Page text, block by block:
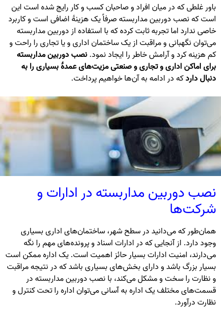
باور غلطی که در میان افراد و صاحبان کسب و کار رایج شده است این
است که نصب دوربین مداربسته صرفاً یک هزینهٔ اضافی است و کاربرد
خاصی ندارد اما تجربه ثابت کرده که با استفاده از دوربین مداربسته
می‌توان نگهبانی و مراقبت از یک ساختمان اداری و یا تجاری را راحت و
کم هزینه کرد و آرامش خاطر را ایجاد نمود.نصب دوربین مداربسته
برای اماکن اداری و تجاری و صنعتی مزیت‌های عمدهٔ بسیاری را به
دنبال داردکه در ادامه به آن‌ها خواهیم پرداخت.
نصب دوربین مداربسته در ادارات و
شرکت‌ها
همان‌طور که می‌دانید در سطح شهر، ساختمان‌های اداری بسیاری
وجود دارد. از آنجایی که در ادارات اسناد و پرونده‌های مهم را نگه
می‌دارند، امنیت ادارات بسیار حائز اهمیت است. یک اداره ممکن است
بسیار بزرگ باشد و دارای بخش‌های بسیاری باشد که در نتیجه مراقبت
و نظارت را سخت و مشکل می‌کند، با نصب دوربین مداربسته در
قسمت‌های مختلف یک اداره به آسانی می‌توان اداره را تحت کنترل و
نظارت درآورد.